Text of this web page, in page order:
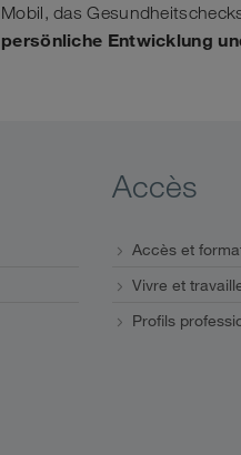
Mobil, das
persönliche Entwicklung
Accès
Accès et
Vivre et
Profils